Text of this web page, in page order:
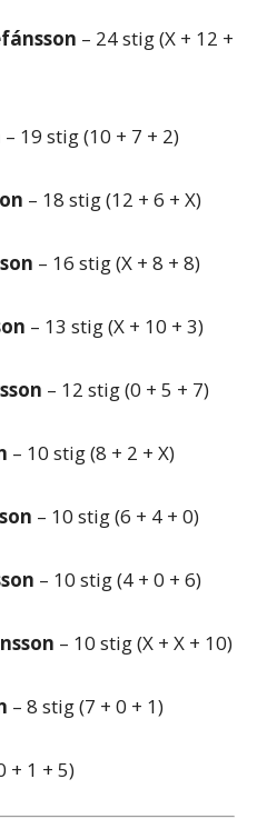
– 24 stig (X + 12 +
– 19 stig (10 + 7 + 2)
– 18 stig (12 + 6 + X)
– 16 stig (X + 8 + 8)
– 13 stig (X + 10 + 3)
– 12 stig (0 + 5 + 7)
– 10 stig (8 + 2 + X)
– 10 stig (6 + 4 + 0)
– 10 stig (4 + 0 + 6)
– 10 stig (X + X + 10)
– 8 stig (7 + 0 + 1)
+ 1 + 5)